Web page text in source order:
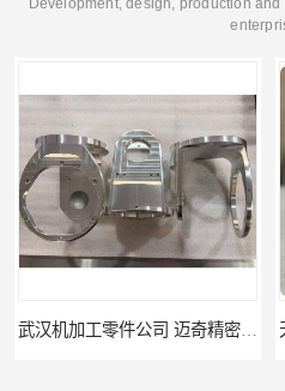
武汉机加工零件公司 迈奇精密机械 批量订单可免费打样